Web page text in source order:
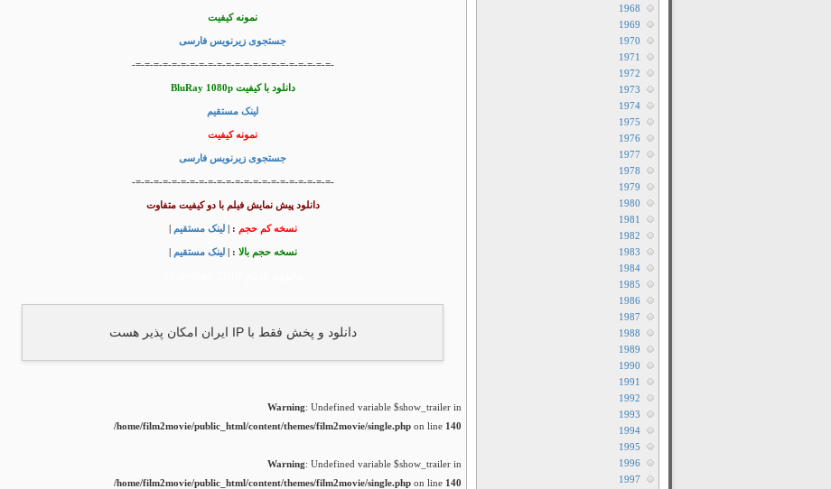
نمونه کیفیت
جستجوی زیرنویس فارسی
-=-=-=-=-=-=-=-=-=-=-=-=-=-=-=-=-=-=-=-=-=-=-
دانلود با کیفیت BluRay 1080p
لینک مستقیم
نمونه کیفیت
جستجوی زیرنویس فارسی
-=-=-=-=-=-=-=-=-=-=-=-=-=-=-=-=-=-=-=-=-=-=-
دانلود پیش نمایش فیلم با دو کیفیت متفاوت
نسخه کم حجم : |لینک مستقیم |
نسخه حجم بالا : |لینک مستقیم |
دانلود و پخش فقط با IP ایران امکان پذیر هست
Warning: Undefined variable $show_trailer in
/home/film2movie/public_html/content/themes/film2movie/single.php on line 140
Warning: Undefined variable $show_trailer in
/home/film2movie/public_html/content/themes/film2movie/single.php on line 140
1968
1969
1970
1971
1972
1973
1974
1975
1976
1977
1978
1979
1980
1981
1982
1983
1984
1985
1986
1987
1988
1989
1990
1991
1992
1993
1994
1995
1996
1997